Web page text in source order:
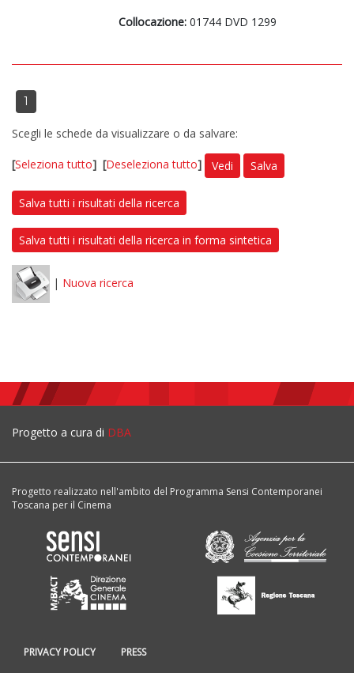
Collocazione: 01744 DVD 1299
1
Scegli le schede da visualizzare o da salvare:
[Seleziona tutto] [Deseleziona tutto] Vedi Salva
Salva tutti i risultati della ricerca
Salva tutti i risultati della ricerca in forma sintetica
| Nuova ricerca
Progetto a cura di DBA
Progetto realizzato nell'ambito del Programma Sensi Contemporanei
Toscana per il Cinema
PRIVACY POLICY PRESS